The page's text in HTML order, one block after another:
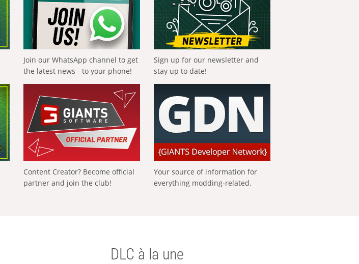
Join our WhatsApp channel to get
the latest news - to your phone!
Sign up for our newsletter and
stay up to date!
Content Creator? Become official
partner and join the club!
Your source of information for
everything modding-related.
DLC à la une